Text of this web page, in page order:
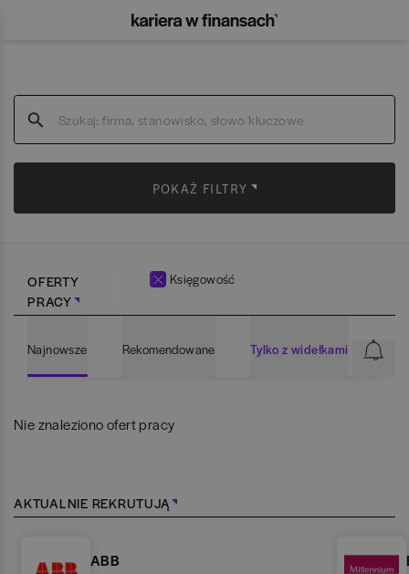
POKAŻ FILTRY
OFERTY
PRACY
Księgowość
Najnowsze Rekomendowane Tylko z widełkami
Nie znaleziono ofert pracy
AKTUALNIE REKRUTUJĄ
ABB